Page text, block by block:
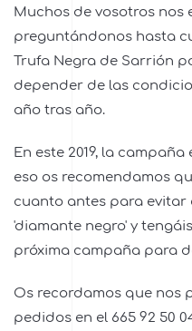
Muchos de vosotros nos
preguntándonos hasta
Trufa Negra de Sarrión
depender de las
año tras año.
En este 2019, la
eso os recomendamos
cuanto antes para evitar
'diamante negro' y
próxima campaña para
Os recordamos que nos
pedidos en el 665 92 50